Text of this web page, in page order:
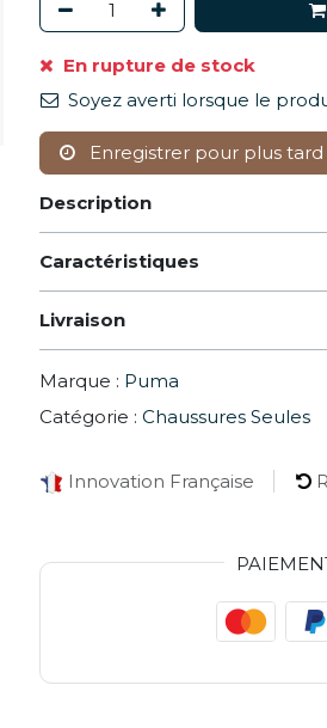
En rupture de stock
Soyez averti lorsque le
Enregistrer pour plus tard
Description
Caractéristiques
Livraison
Marque : Puma
Catégorie : Chaussures Seules
Innovation Française